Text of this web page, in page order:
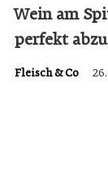
Wein am
perfekt
Fleisch & Co